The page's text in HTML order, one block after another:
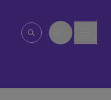
Wpisz, czego